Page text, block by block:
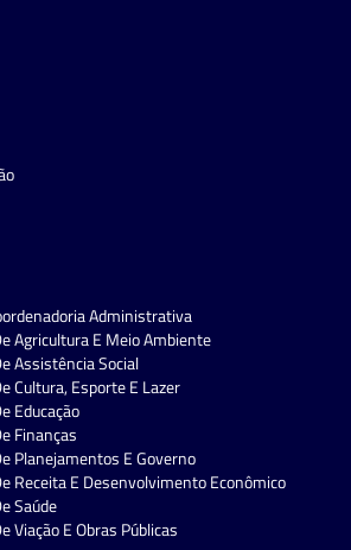
Administrativa
Agricultura E Meio Ambiente
Assistência Social
Cultura, Esporte E Lazer
Educação
Finanças
Planejamentos E Governo
Receita E Desenvolvimento Econômico
Saúde
Viação E Obras Públicas